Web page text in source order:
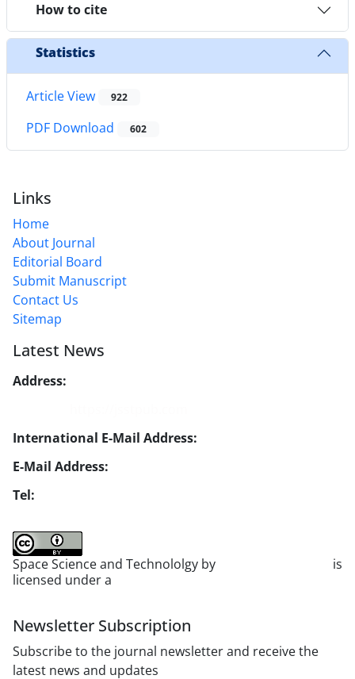
How to cite
Statistics
Article View 922
PDF Download 602
Links
Home
About Journal
Editorial Board
Submit Manuscript
Contact Us
Sitemap
Latest News
Address:
International E-Mail Address:
E-Mail Address:
Tel:
Space Science and Technololgy by
is
licensed under a
Newsletter Subscription
Subscribe to the journal newsletter and receive the
latest news and updates